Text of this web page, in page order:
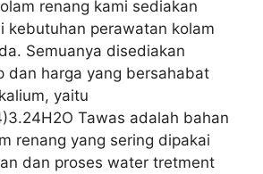
renang kami sediakan
kebutuhan perawatan kolam
Semuanya disediakan
dan harga yang bersahabat
yaitu
Tawas adalah bahan
renang yang sering dipakai
dan proses water tretment